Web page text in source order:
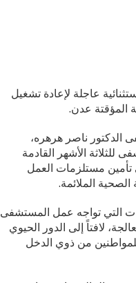
عاجلة لإعادة تشغيل
الدكتور ناصر هرهره،
للثلاثة الأشهر القادمة
تأمين مستلزمات العمل
الملائمة.
التي تواجه عمل المستشفى
لافتاً إلى الدور الحيوي
من ذوي الدخل